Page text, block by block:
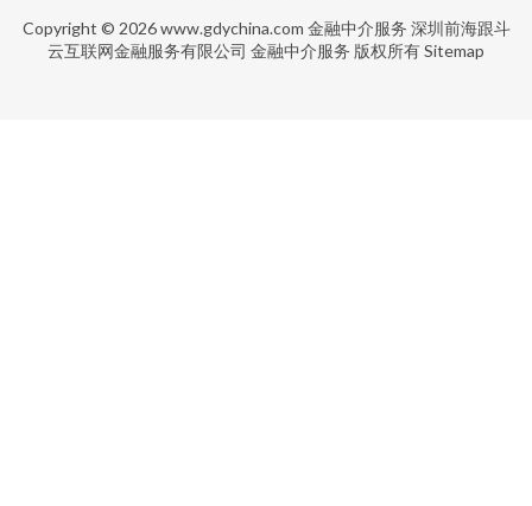
Copyright © 2026www.gdychina.com 金融中介服务 深圳前海跟斗
云互联网金融服务有限公司 金融中介服务 版权所有Sitemap